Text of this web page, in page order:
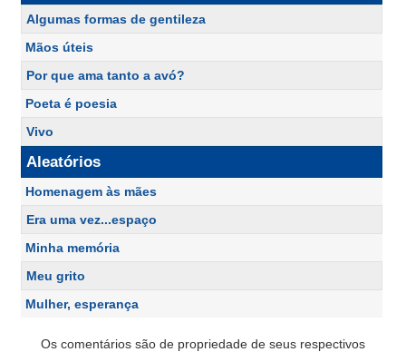
Algumas formas de gentileza
Mãos úteis
Por que ama tanto a avó?
Poeta é poesia
Vivo
Aleatórios
Homenagem às mães
Era uma vez...espaço
Minha memória
Meu grito
Mulher, esperança
Os comentários são de propriedade de seus respectivos